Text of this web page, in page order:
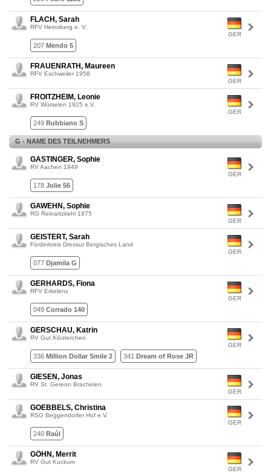
GER
FLACH, Sarah
RFV Heinsberg e. V.
207 Mendo 5
GER
FRAUENRATH, Maureen
RFV Eschweiler 1958
GER
FROITZHEIM, Leonie
RV Würselen 1925 e.V.
249 Rubbiano S
G - NAME DES TEILNEHMERS
GER
GASTINGER, Sophie
RV Aachen 1949
178 Jolie 56
GER
GAWEHN, Sophie
RG Reinartzkehl 1975
GER
GEISTERT, Sarah
Förderkreis Dressur Bergisches Land
077 Djamila G
GER
GERHARDS, Fiona
RFV Erkelenz
049 Corrado 140
GER
GERSCHAU, Katrin
RV Gut Klösterchen
336 Million Dollar Smile 2 341 Dream of Rose JR
GER
GIESEN, Jonas
RV St. Gereon Brachelen
GER
GOEBBELS, Christina
RSG Beggendorfer Hof e.V.
240 Raúl
GER
GÖHN, Merrit
RV Gut Kuckum